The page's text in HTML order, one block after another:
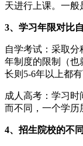
天进行上课。一般
3、学习年限对比
自学考试：采取
年制度的限制（也
长则5-6年以上都
成人高考：学习
而不同，一个学历
4、招生院校的不同